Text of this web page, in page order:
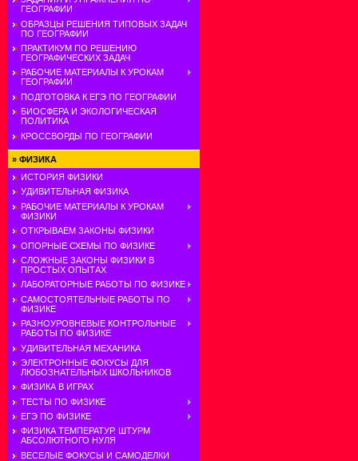
ГЕОГРАФИИ
ОБРАЗЦЫ РЕШЕНИЯ ТИПОВЫХ ЗАДАЧ
ПО ГЕОГРАФИИ
ПРАКТИКУМ ПО РЕШЕНИЮ
ГЕОГРАФИЧЕСКИХ ЗАДАЧ
РАБОЧИЕ МАТЕРИАЛЫ К УРОКАМ
ГЕОГРАФИИ
ПОДГОТОВКА К ЕГЭ ПО ГЕОГРАФИИ
БИОСФЕРА И ЭКОЛОГИЧЕСКАЯ
ПОЛИТИКА
КРОССВОРДЫ ПО ГЕОГРАФИИ
» ФИЗИКА
ИСТОРИЯ ФИЗИКИ
УДИВИТЕЛЬНАЯ ФИЗИКА
РАБОЧИЕ МАТЕРИАЛЫ К УРОКАМ
ФИЗИКИ
ОТКРЫВАЕМ ЗАКОНЫ ФИЗИКИ
ОПОРНЫЕ СХЕМЫ ПО ФИЗИКЕ
СЛОЖНЫЕ ЗАКОНЫ ФИЗИКИ В
ПРОСТЫХ ОПЫТАХ
ЛАБОРАТОРНЫЕ РАБОТЫ ПО ФИЗИКЕ
САМОСТОЯТЕЛЬНЫЕ РАБОТЫ ПО
ФИЗИКЕ
РАЗНОУРОВНЕВЫЕ КОНТРОЛЬНЫЕ
РАБОТЫ ПО ФИЗИКЕ
УДИВИТЕЛЬНАЯ МЕХАНИКА
ЭЛЕКТРОННЫЕ ФОКУСЫ ДЛЯ
ЛЮБОЗНАТЕЛЬНЫХ ШКОЛЬНИКОВ
ФИЗИКА В ИГРАХ
ТЕСТЫ ПО ФИЗИКЕ
ЕГЭ ПО ФИЗИКЕ
ФИЗИКА ТЕМПЕРАТУР. ШТУРМ
АБСОЛЮТНОГО НУЛЯ
ВЕСЕЛЫЕ ФОКУСЫ И САМОДЕЛКИ